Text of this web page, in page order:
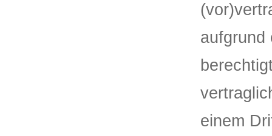
aufgrund
einem